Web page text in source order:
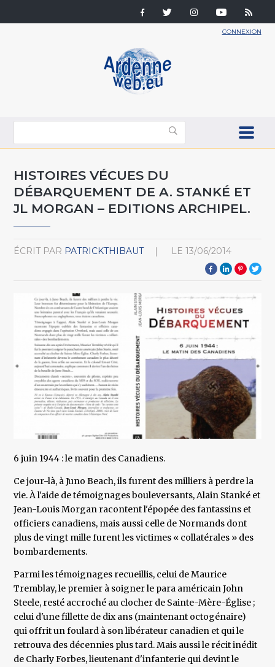
CONNEXION
HISTOIRES VÉCUES DU
DÉBARQUEMENT DE A. STANKÉ ET
JL MORGAN – EDITIONS ARCHIPEL.
ÉCRIT PAR PATRICKTHIBAUT LE 13/06/2014
6 juin 1944 : le matin des Canadiens.
Ce jour-là, à Juno Beach, ils furent des milliers à perdre la
vie. À l'aide de témoignages bouleversants, Alain Stanké et
Jean-Louis Morgan racontent l'épopée des fantassins et
officiers canadiens, mais aussi celle de Normands dont
plus de vingt mille furent les victimes « collatérales » des
bombardements.
Parmi les témoignages recueillis, celui de Maurice
Tremblay, le premier à soigner le para américain John
Steele, resté accroché au clocher de Sainte-Mère-Église ;
celui d'une fillette de dix ans (maintenant octogénaire)
qui offrit un foulard à son libérateur canadien et qui le
retrouva des décennies plus tard. Mais aussi le récit inédit
de Charly Forbes, lieutenant d'infanterie qui devint le